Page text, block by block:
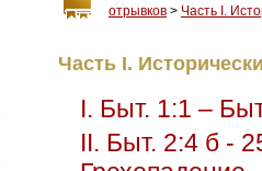
отрывков > Часть Ι.
Часть Ι.
Ι. Быт. 1:1 –
ΙΙ. Быт. 2:4 б -